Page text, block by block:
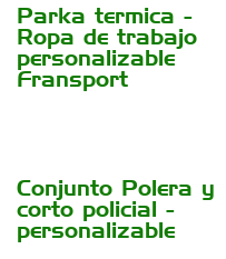
Parka termica -
Ropa de trabajo
personalizable
Fransport
Conjunto Polera y
corto policial -
personalizable